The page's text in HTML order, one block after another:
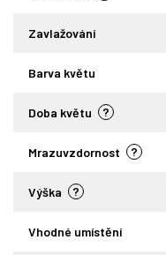
Zavlažování
Barva květu
?
Doba květu
?
Mrazuvzdornost
?
Výška
Vhodné umístění